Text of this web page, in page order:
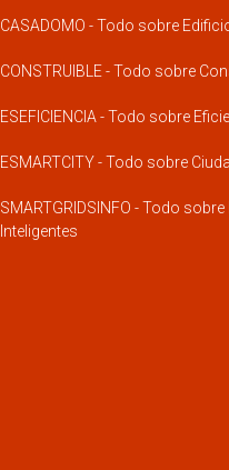
CASADOMO - Todo sobre
CONSTRUIBLE - Todo sobre
ESEFICIENCIA - Todo sobre
ESMARTCITY - Todo sobre
SMARTGRIDSINFO - Todo
Inteligentes